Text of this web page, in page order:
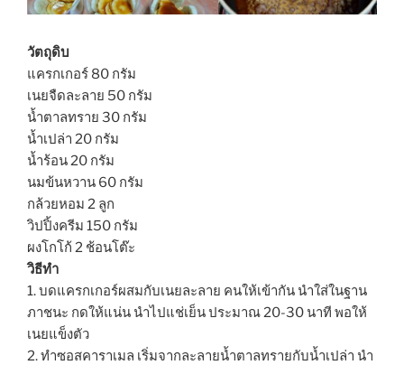
วัตถุดิบ
แครกเกอร์ 80 กรัม
เนยจืดละลาย 50 กรัม
น้ำตาลทราย 30 กรัม
น้ำเปล่า 20 กรัม
น้ำร้อน 20 กรัม
นมข้นหวาน 60 กรัม
กล้วยหอม 2 ลูก
วิปปิ้งครีม 150 กรัม
ผงโกโก้ 2 ช้อนโต๊ะ
วิธีทำ
1. บดแครกเกอร์ผสมกับเนยละลาย คนให้เข้ากัน นำใส่ในฐาน
ภาชนะ กดให้แน่น นำไปแช่เย็น ประมาณ 20-30 นาที พอให้
เนยแข็งตัว
2. ทำซอสคาราเมล เริ่มจากละลายน้ำตาลทรายกับน้ำเปล่า นำ